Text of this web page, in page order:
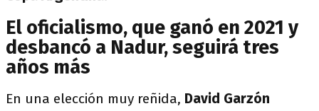
El oficialismo, que ganó en 2021 y
desbancó a Nadur, seguirá tres
años más
En una elección muy reñida, David Garzón